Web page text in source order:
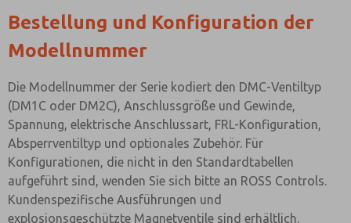
Bestellung und Konfiguration der
Modellnummer
Die Modellnummer der Serie kodiert den DMC-Ventiltyp
(DM1C oder DM2C), Anschlussgröße und Gewinde,
Spannung, elektrische Anschlussart, FRL-Konfiguration,
Absperrventiltyp und optionales Zubehör. Für
Konfigurationen, die nicht in den Standardtabellen
aufgeführt sind, wenden Sie sich bitte an ROSS Controls.
Kundenspezifische Ausführungen und
explosionsgeschützte Magnetventile sind erhältlich.